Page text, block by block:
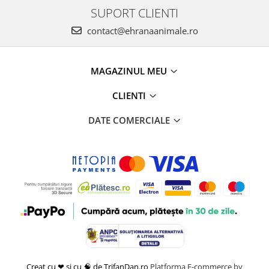
SUPORT CLIENTI
contact@ehranaanimale.ro
MAGAZINUL MEU
CLIENTI
DATE COMERCIALE
Creat cu ❤ și cu 🧠 de TrifanDan.ro Platforma E-commerce by